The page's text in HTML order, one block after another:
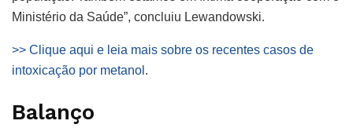
Ministério da Saúde”, concluiu Lewandowski.
>> Clique aqui e leia mais sobre os recentes casos de
intoxicação por metanol .
Balanço